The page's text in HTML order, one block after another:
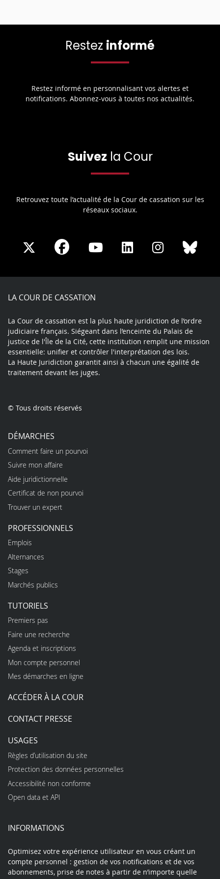
Restez informé
Restez informé en personnalisant vos alertes et
notifications. Abonnez-vous à toutes nos actualités.
Suivez la Cour
Retrouvez toute l’actualité de la Cour de cassation sur les
réseaux sociaux.
Share
X
Share
Facebook
Share
Youtube
Share
LinkedIn
Share
Instagram
LA COUR DE CASSATION
La Cour de cassation est la plus haute juridiction de l’ordre
judiciaire français. Siégeant dans l’enceinte du Palais de
justice de l'Île de la Cité, cette institution remplit une mission
essentielle: unifier et contrôler l'interprétation des lois.
La Haute Juridiction garantit ainsi à chacun une égalité de
traitement devant les juges.
© Tous droits réservés
DÉMARCHES
Comment faire un pourvoi
Suivre mon affaire
Aide juridictionnelle
Certificat de non pourvoi
Trouver un expert
PROFESSIONNELS
Emplois
Alternances
Stages
Marchés publics
TUTORIELS
Premiers pas
Faire une recherche
Agenda et inscriptions
Mon compte personnel
Mes démarches en ligne
ACCÉDER À LA COUR
CONTACT PRESSE
USAGES
Règles d’utilisation du site
Protection des données personnelles
Accessibilité non conforme
Open data et API
INFORMATIONS
Optimisez votre expérience utilisateur en vous créant un
compte personnel : gestion de vos notifications et de vos
abonnements, prise de notes à partir de n’importe quelle